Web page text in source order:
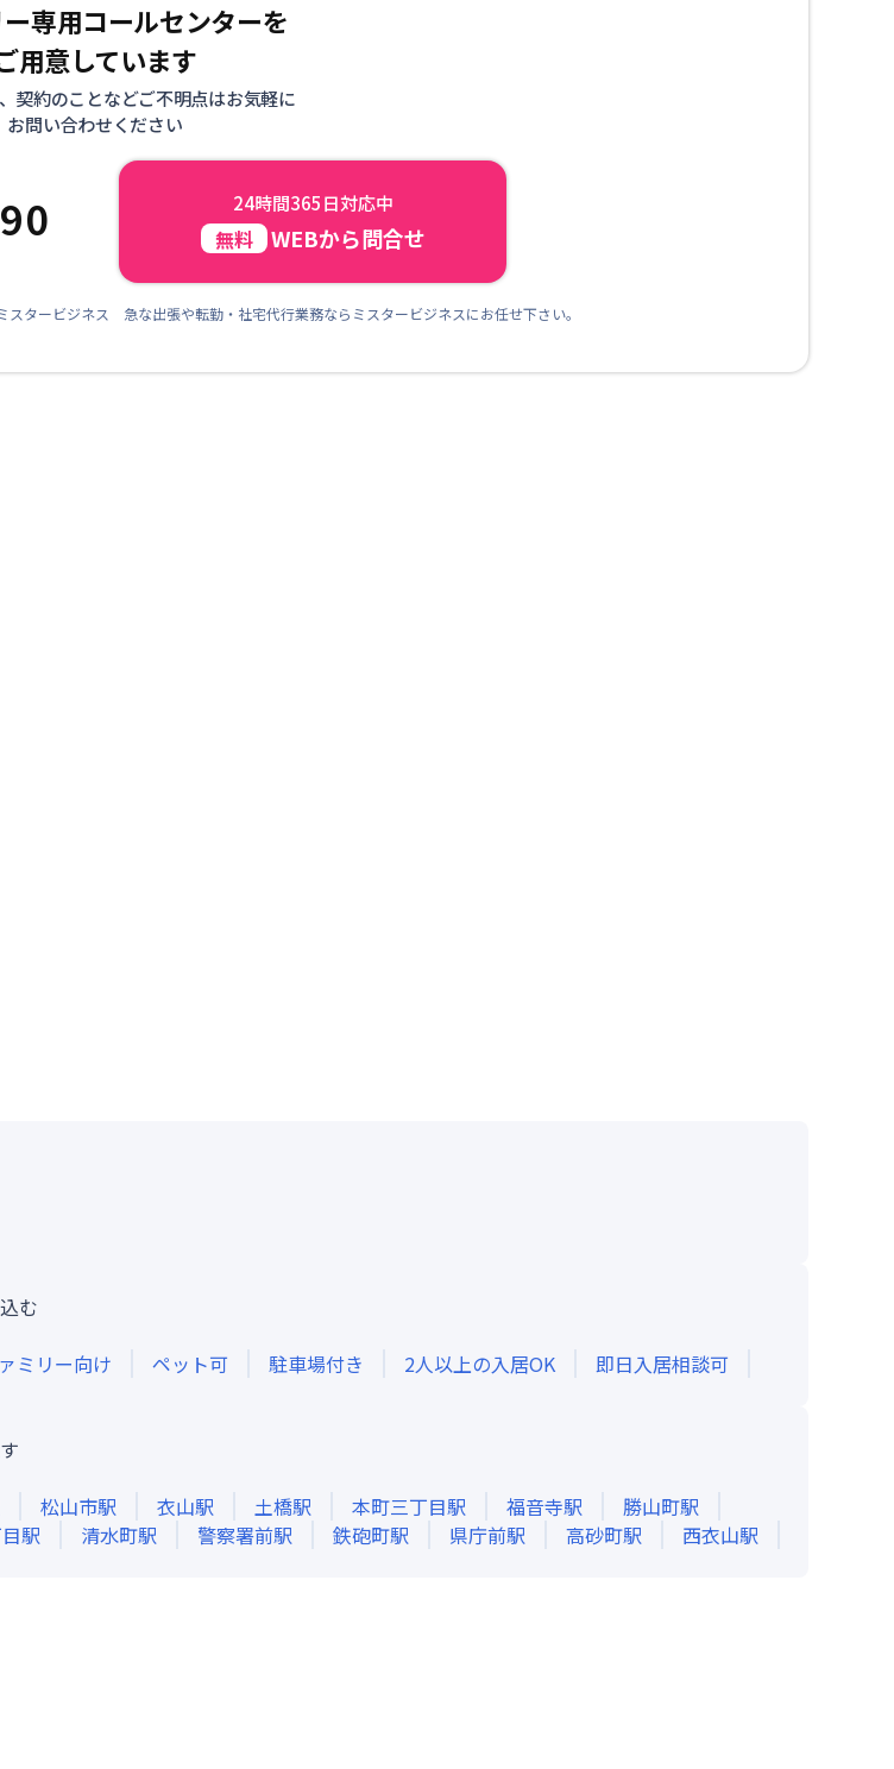
専用コールセンターを
用意しています
契約のことなどご不明点はお気軽に
お問い合わせください
24時間365日対応中
無料 WEBから問合せ
タービジネス 急な出張や転勤・社宅代行業務ならミスタービジネスにお任せ下さい。
む
ミリー向け ペット可 駐車場付き 2人以上の入居OK 即日入居相談可
松山市駅 衣山駅 土橋駅 本町三丁目駅 福音寺駅 勝山町駅
駅 清水町駅 警察署前駅 鉄砲町駅 県庁前駅 高砂町駅 西衣山駅